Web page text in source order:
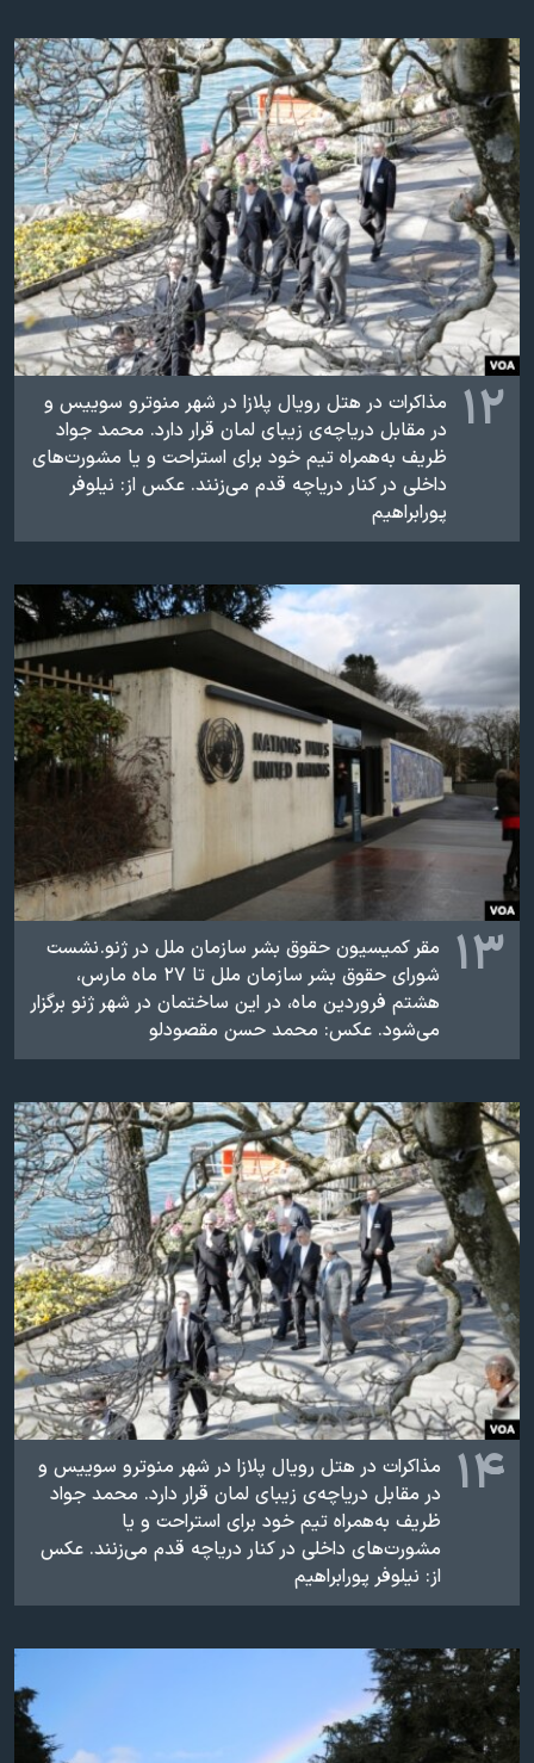
۱۲
مذاکرات در هتل رویال پلازا در شهر منوترو سوییس و
در مقابل دریاچه‌ی زیبای لمان قرار دارد. محمد جواد
ظريف به‌همراه تیم خود برای استراحت و یا مشورت‌های
داخلی در کنار دریاچه قدم می‌زنند. عکس از: نيلوفر
پورابراهيم
۱۳
مقر کميسيون حقوق بشر سازمان ملل در ژنو. ​نشست
شورای حقوق بشر سازمان ملل تا ۲۷ ماه مارس،
هشتم فروردین ماه، در این ساختمان در شهر ژنو برگزار
می‌شود. عکس: محمد حسن مقصودلو
۱۴
مذاکرات در هتل رویال پلازا در شهر منوترو سوییس و
در مقابل دریاچه‌ی زیبای لمان قرار دارد. محمد جواد
ظريف به‌همراه تیم خود برای استراحت و یا
مشورت‌های داخلی در کنار دریاچه قدم می‌زنند. عکس
از: نيلوفر پورابراهيم